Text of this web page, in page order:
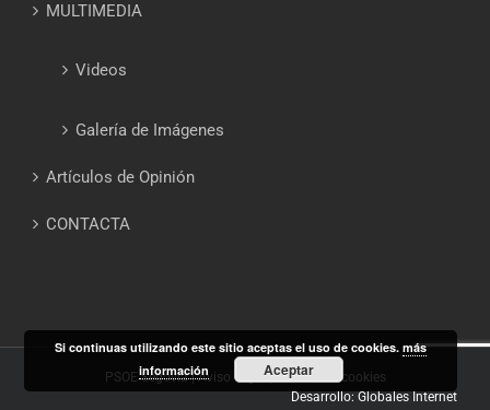
MULTIMEDIA
Videos
Galería de Imágenes
Artículos de Opinión
CONTACTA
PSOE Segovia |Aviso Legal|Política de cookies
Desarrollo: Globales Internet
Si continuas utilizando este sitio aceptas el uso de cookies.más
información
Aceptar